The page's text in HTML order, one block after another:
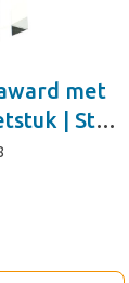
met
| Ster